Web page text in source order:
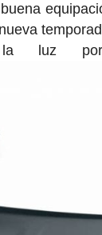
luz por